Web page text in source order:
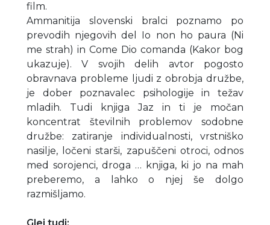
film.
Ammanitija slovenski bralci poznamo po
prevodih njegovih del Io non ho paura (Ni
me strah) in Come Dio comanda (Kakor bog
ukazuje). V svojih delih avtor pogosto
obravnava probleme ljudi z obrobja družbe,
je dober poznavalec psihologije in težav
mladih. Tudi knjiga Jaz in ti je močan
koncentrat številnih problemov sodobne
družbe: zatiranje individualnosti, vrstniško
nasilje, ločeni starši, zapuščeni otroci, odnos
med sorojenci, droga … knjiga, ki jo na mah
preberemo, a lahko o njej še dolgo
razmišljamo.